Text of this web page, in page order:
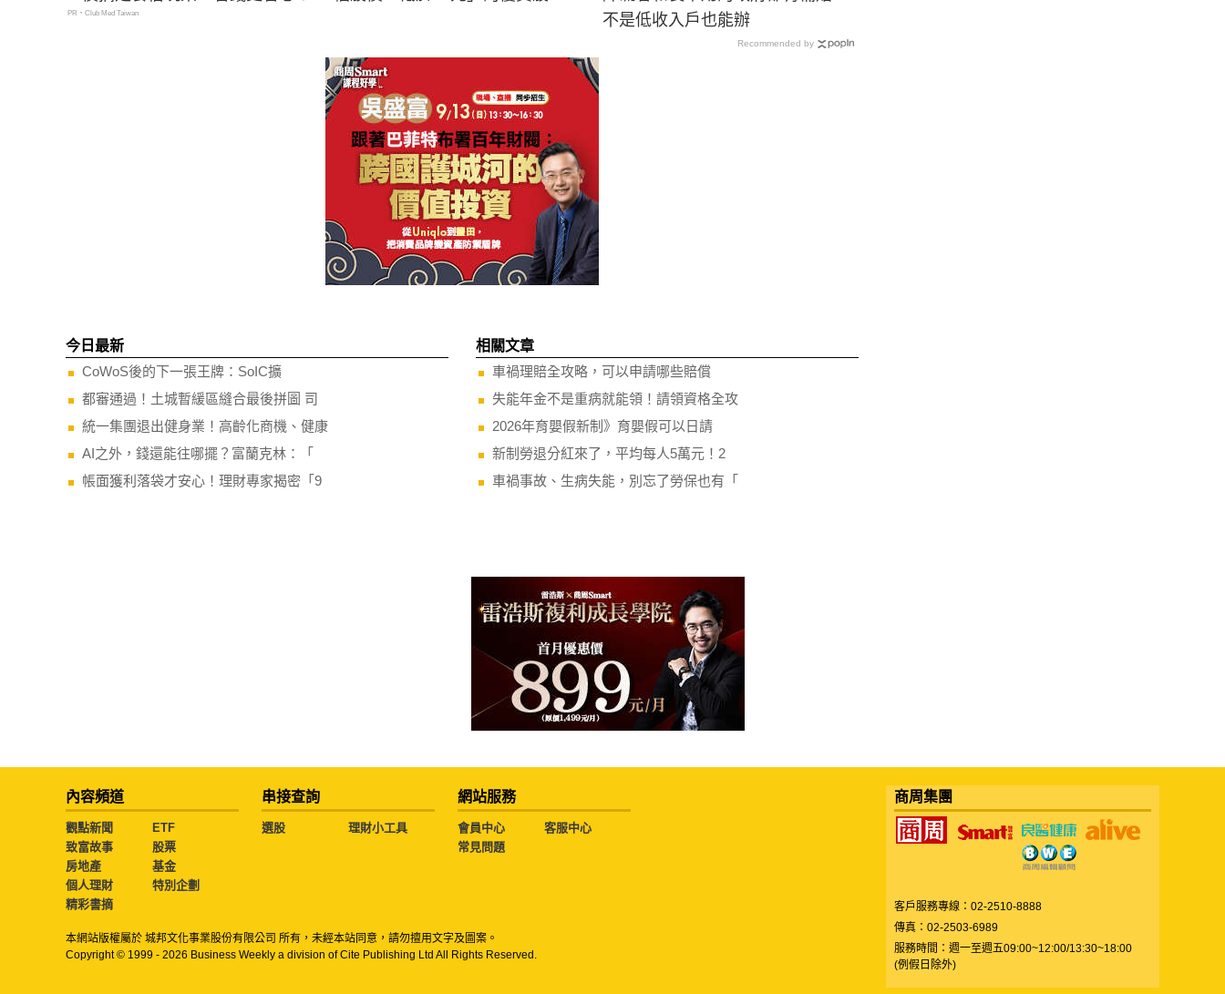
PR・Club Med Taiwan
不是低收入戶也能辦
Recommended by
今日最新
CoWoS後的下一張王牌：SoIC擴
都審通過！土城暫緩區縫合最後拼圖 司
統一集團退出健身業！高齡化商機、健康
AI之外，錢還能往哪擺？富蘭克林：「
帳面獲利落袋才安心！理財專家揭密「9
相關文章
車禍理賠全攻略，可以申請哪些賠償
失能年金不是重病就能領！請領資格全攻
2026年育嬰假新制》育嬰假可以日請
新制勞退分紅來了，平均每人5萬元！2
車禍事故、生病失能，別忘了勞保也有「
內容頻道
觀點新聞
ETF
致富故事
股票
房地產
基金
個人理財
特別企劃
精彩書摘
串接查詢
選股 理財小工具
網站服務
會員中心
客服中心
常見問題
本網站版權屬於 城邦文化事業股份有限公司 所有，未經本站同意，請勿擅用文字及圖案。
Copyright © 1999 - 2026 Business Weekly a division of Cite Publishing Ltd All Rights Reserved.
商周集團
客戶服務專線：02-2510-8888
傳真：02-2503-6989
服務時間：週一至週五09:00~12:00/13:30~18:00
(例假日除外)